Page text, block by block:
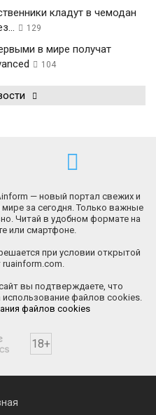
кладут в чемодан
129
в мире получат
104
— новый портал свежих и
за сегодня. Только важные
Читай в удобном формате на
или смартфоне.
при условии открытой
ruainform.com.
вы подтверждаете, что
использование файлов cookies.
файлов cookies
18+